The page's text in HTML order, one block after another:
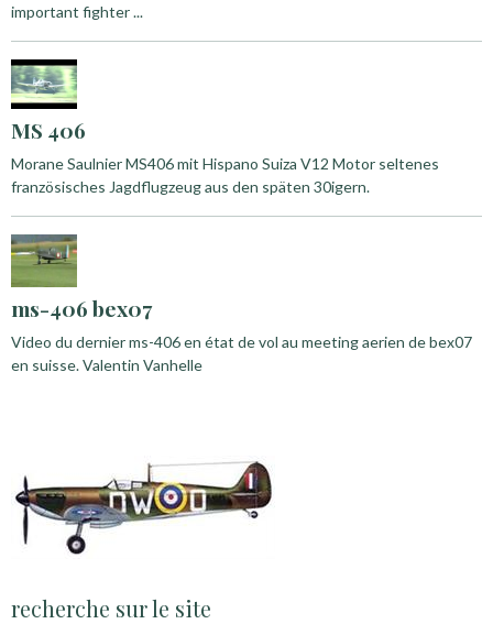
important fighter ...
MS 406
Morane Saulnier MS406 mit Hispano Suiza V12 Motor seltenes
französisches Jagdflugzeug aus den späten 30igern.
ms-406 bex07
Video du dernier ms-406 en état de vol au meeting aerien de bex07
en suisse. Valentin Vanhelle
recherche sur le site